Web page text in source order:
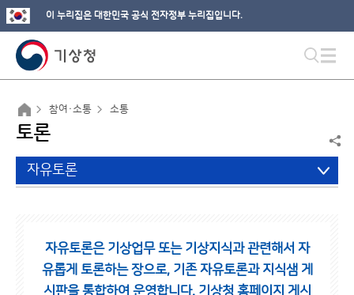
이 누리집은 대한민국 공식 전자정부 누리집입니다.
참여·소통 소통
토론
자유토론
자유토론은 기상업무 또는 기상지식과 관련해서 자
유롭게 토론하는 장으로, 기존 자유토론과 지식샘 게
시판을 통합하여 운영합니다. 기상청 홈페이지 게시